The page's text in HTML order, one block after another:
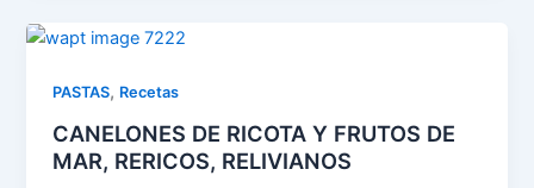
PASTAS, Recetas
CANELONES DE RICOTA Y FRUTOS DE
MAR, RERICOS, RELIVIANOS